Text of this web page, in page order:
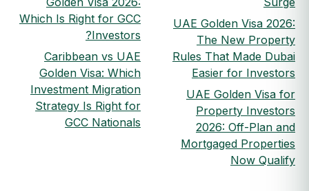
UAE Golden Visa 2026:
The New Property
Rules That Made Dubai
Easier for Investors
UAE Golden Visa for
Property Investors
2026: Off-Plan and
Mortgaged Properties
Now Qualify
Which Is Right for GCC
Investors?
Caribbean vs UAE
Golden Visa: Which
Investment Migration
Strategy Is Right for
GCC Nationals